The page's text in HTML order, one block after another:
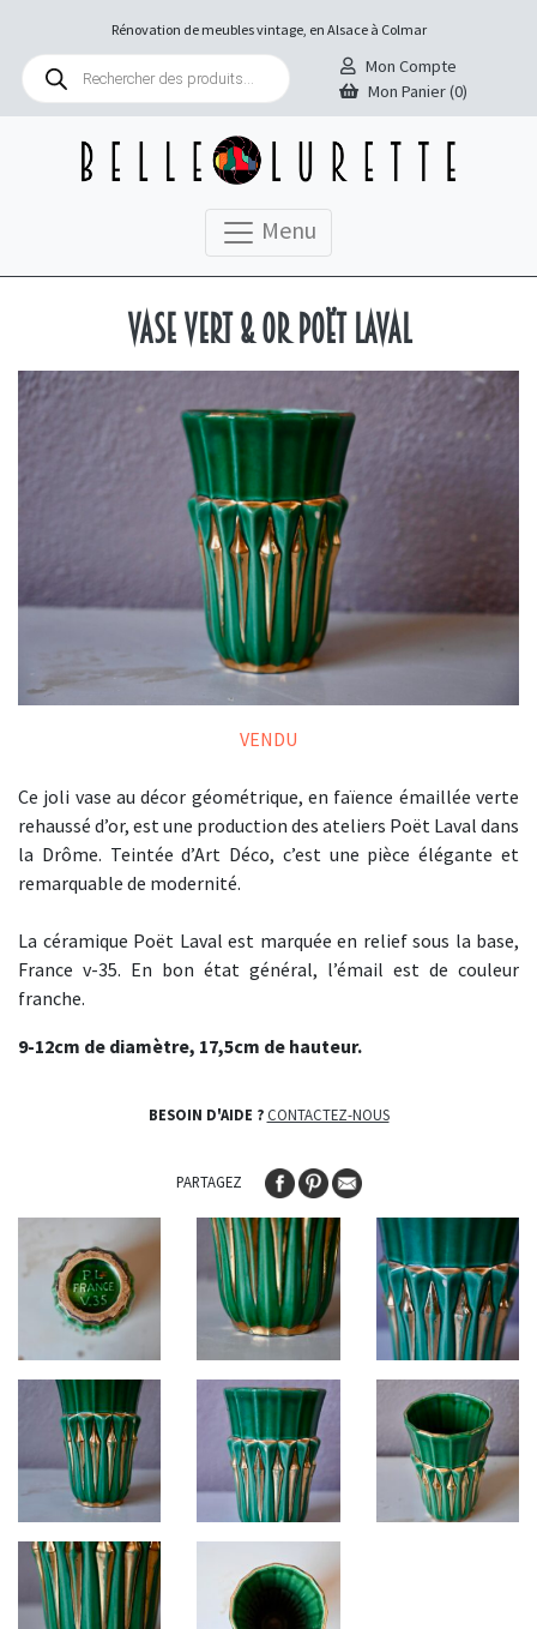
Rénovation de meubles vintage, en Alsace à Colmar
Recherche
produits
Mon Compte
Mon Panier (0)
Menu
Vase vert & or Poët Laval
VENDU
Ce joli vase au décor géométrique, en faïence émaillée verte
rehaussé d’or, est une production des ateliers Poët Laval dans
la Drôme. Teintée d’Art Déco, c’est une pièce élégante et
remarquable de modernité.
La céramique Poët Laval est marquée en relief sous la base,
France v-35. En bon état général, l’émail est de couleur
franche.
9-12cm de diamètre, 17,5cm de hauteur.
BESOIN D'AIDE ? CONTACTEZ-NOUS
PARTAGEZ